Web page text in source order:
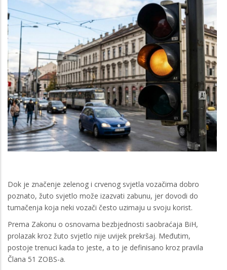
Dok je značenje zelenog i crvenog svjetla vozačima dobro
poznato, žuto svjetlo može izazvati zabunu, jer dovodi do
tumačenja koja neki vozači često uzimaju u svoju korist.
Prema Zakonu o osnovama bezbjednosti saobraćaja BiH,
prolazak kroz žuto svjetlo nije uvijek prekršaj. Međutim,
postoje trenuci kada to jeste, a to je definisano kroz pravila
Člana 51 ZOBS-a.